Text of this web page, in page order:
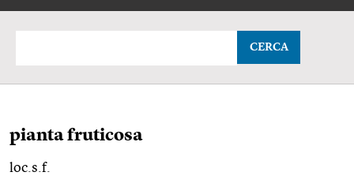
CERCA
pianta fruticosa
loc.s.f.